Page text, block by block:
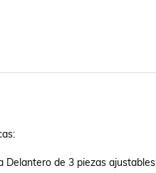
Delantero de 3 piezas ajustables